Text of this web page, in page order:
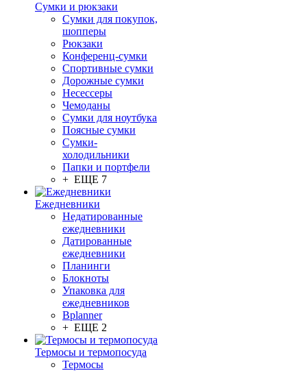
Сумки и рюкзаки
Сумки для покупок,
шопперы
Рюкзаки
Конференц-сумки
Спортивные сумки
Дорожные сумки
Несессеры
Чемоданы
Сумки для ноутбука
Поясные сумки
Сумки-
холодильники
Папки и портфели
+ ЕЩЕ 7
Ежедневники
Недатированные
ежедневники
Датированные
ежедневники
Планинги
Блокноты
Упаковка для
ежедневников
Bplanner
+ ЕЩЕ 2
Термосы и термопосуда
Термосы